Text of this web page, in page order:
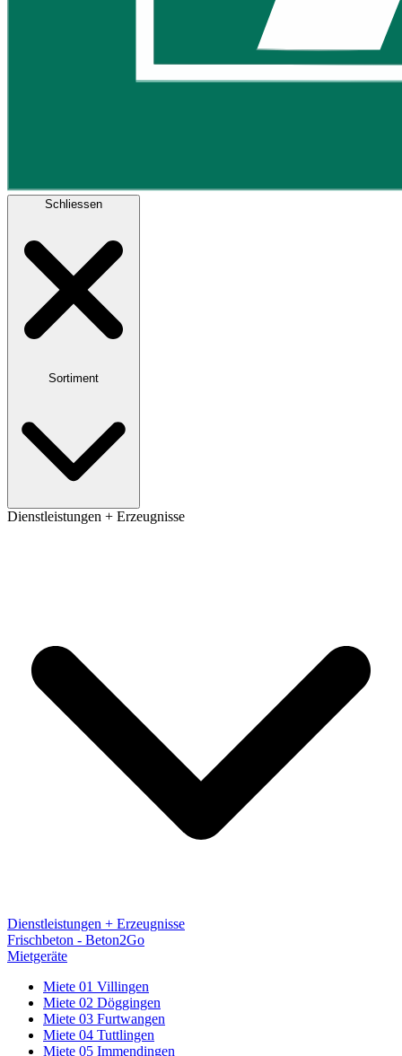
Schliessen
Sortiment
Dienstleistungen + Erzeugnisse
Dienstleistungen + Erzeugnisse
Frischbeton - Beton2Go
Mietgeräte
Miete 01 Villingen
Miete 02 Döggingen
Miete 03 Furtwangen
Miete 04 Tuttlingen
Miete 05 Immendingen